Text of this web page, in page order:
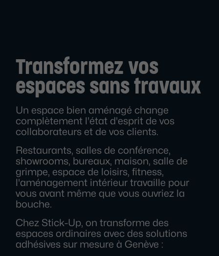
Transformez vos
espaces sans travaux
Un espace bien aménagé change
complètement l'état d'esprit de vos
collaborateurs et de vos clients.
Restaurants, salles de conférence,
showrooms, bureaux, maison, salle de
grimpe, espace de loisirs, fitness,
l'aménagement intérieur travaille pour
vous avant même que vous ouvriez la
bouche.
Chez Stick-Up, on transforme des
espaces ordinaires avec des solutions
adhésives sur mesure à Genève :